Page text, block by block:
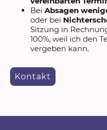
Bei Absagen
oder bei
Sitzung in
100%, weil ich den
vergeben kann.
Kontakt